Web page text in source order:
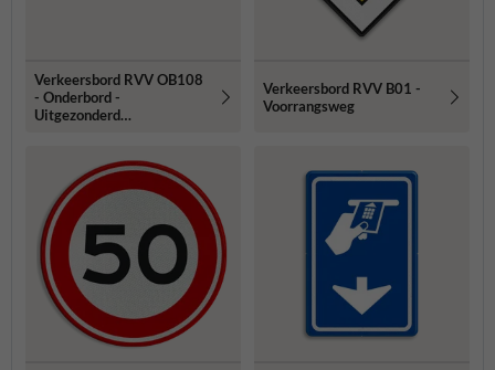
Verkeersbord RVV OB108
- Onderbord -
Uitgezonderd
Verkeersbord RVV B01 -
Voorrangsweg